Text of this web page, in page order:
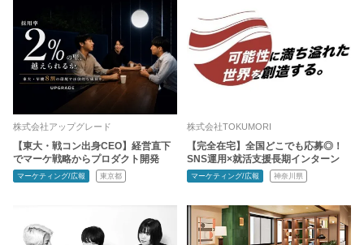
株式会社アップグレード
【東大・戦コン出身CEO】経営直下
でマーケ戦略からプロダクト開発
マーケティング/広報 東京都
株式会社TOKUMORI
【完全在宅】全国どこでも応募◎！
SNS運用×就活支援長期インターン
マーケティング/広報 神奈川県